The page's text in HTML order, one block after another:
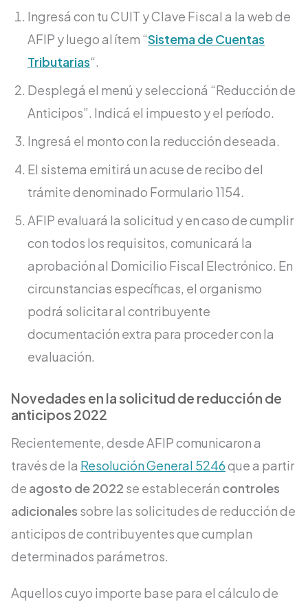
Ingresá con tu CUIT y Clave Fiscal a la web de
AFIP y luego al ítem “Sistema de Cuentas
Tributarias“.
Desplegá el menú y seleccioná “Reducción de
Anticipos”. Indicá el impuesto y el período.
Ingresá el monto con la reducción deseada.
El sistema emitirá un acuse de recibo del
trámite denominado Formulario 1154.
AFIP evaluará la solicitud y en caso de cumplir
con todos los requisitos, comunicará la
aprobación al Domicilio Fiscal Electrónico. En
circunstancias específicas, el organismo
podrá solicitar al contribuyente
documentación extra para proceder con la
evaluación.
Novedades en la solicitud de reducción de
anticipos 2022
Recientemente, desde AFIP comunicaron a
través de la Resolución General 5246que a partir
de agosto de 2022 se establecerán controles
adicionales sobre las solicitudes de reducción de
anticipos de contribuyentes que cumplan
determinados parámetros.
Aquellos cuyo importe base para el cálculo de